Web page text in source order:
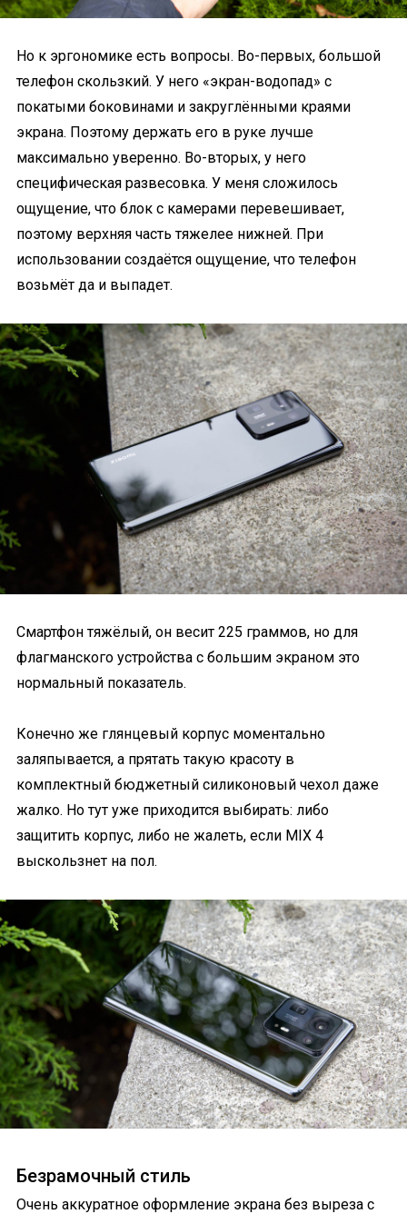
Но к эргономике есть вопросы. Во-первых, большой
телефон скользкий. У него «экран-водопад» с
покатыми боковинами и закруглёнными краями
экрана. Поэтому держать его в руке лучше
максимально уверенно. Во-вторых, у него
специфическая развесовка. У меня сложилось
ощущение, что блок с камерами перевешивает,
поэтому верхняя часть тяжелее нижней. При
использовании создаётся ощущение, что телефон
возьмёт да и выпадет.
Смартфон тяжёлый, он весит 225 граммов, но для
флагманского устройства с большим экраном это
нормальный показатель.
Конечно же глянцевый корпус моментально
заляпывается, а прятать такую красоту в
комплектный бюджетный силиконовый чехол даже
жалко. Но тут уже приходится выбирать: либо
защитить корпус, либо не жалеть, если MIX 4
выскользнет на пол.
Безрамочный стиль
Очень аккуратное оформление экрана без выреза с